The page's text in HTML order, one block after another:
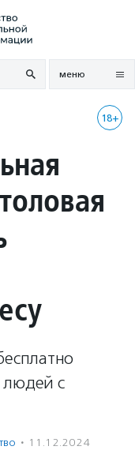
меню
18+
с
· 11.12.2024